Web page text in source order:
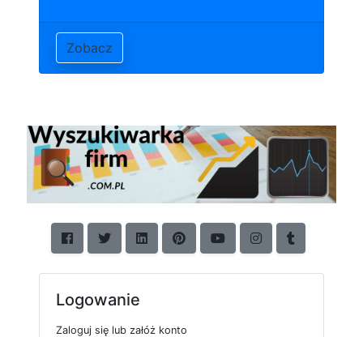
Zobacz
Logowanie
Zaloguj się lub załóż konto